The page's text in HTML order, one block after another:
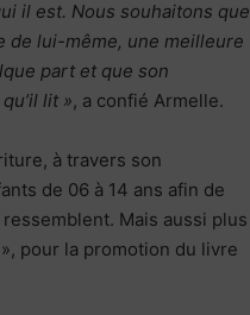
il est. Nous souhaitons que
de lui-même, une meilleure
part et que son
lit », a confié Armelle.
à travers son
de 06 à 14 ans afin de
Mais aussi plus
pour la promotion du livre